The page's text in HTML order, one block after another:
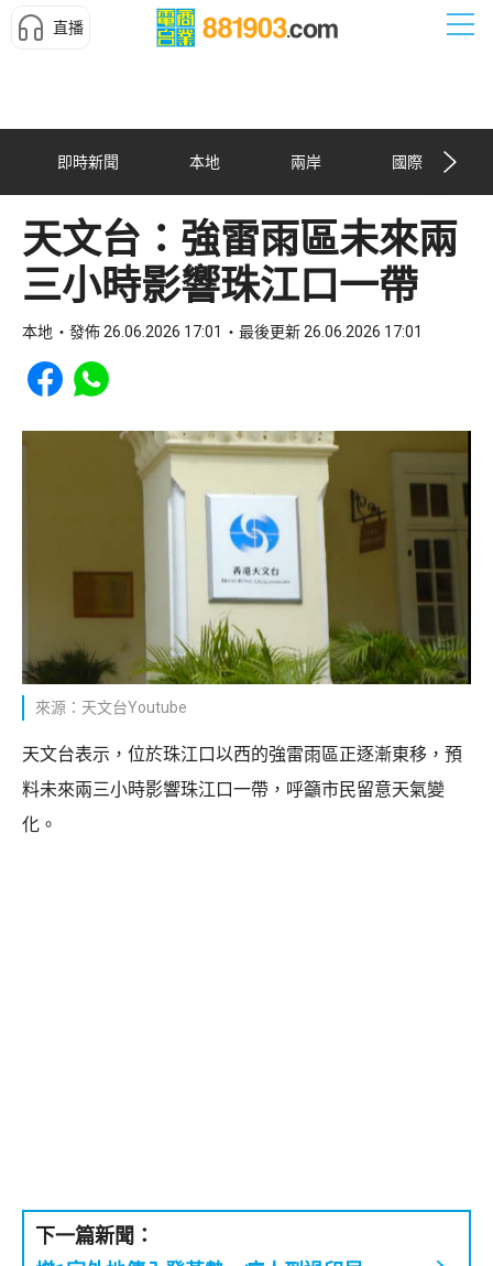
直播
即時新聞 本地 兩岸 國際
天文台：強雷雨區未來兩
三小時影響珠江口一帶
本地 發佈 26.06.2026 17:01 最後更新 26.06.2026 17:01
Share to Facebook
Share to WhatsApp
來源：天文台Youtube
天文台表示，位於珠江口以西的強雷雨區正逐漸東移，預
料未來兩三小時影響珠江口一帶，呼籲市民留意天氣變
化。
下一篇新聞：